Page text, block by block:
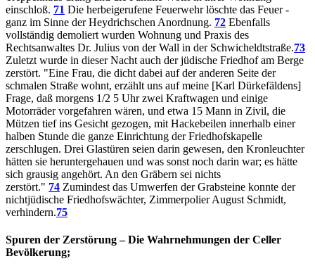
einschloß. 71 Die herbeigerufene Feuerwehr löschte das Feuer -
ganz im Sinne der Heydrichschen Anordnung. 72 Ebenfalls
vollständig demoliert wurden Wohnung und Praxis des
Rechtsanwaltes Dr. Julius von der Wall in der Schwicheldtstraße.73
Zuletzt wurde in dieser Nacht auch der jüdische Friedhof am Berge
zerstört. "Eine Frau, die dicht dabei auf der anderen Seite der
schmalen Straße wohnt, erzählt uns auf meine [Karl Dürkefäldens]
Frage, daß morgens 1/2 5 Uhr zwei Kraftwagen und einige
Motorräder vorgefahren wären, und etwa 15 Mann in Zivil, die
Mützen tief ins Gesicht gezogen, mit Hackebeilen innerhalb einer
halben Stunde die ganze Einrichtung der Friedhofskapelle
zerschlugen. Drei Glastüren seien darin gewesen, den Kronleuchter
hätten sie heruntergehauen und was sonst noch darin war; es hätte
sich grausig angehört. An den Gräbern sei nichts
zerstört." 74 Zumindest das Umwerfen der Grabsteine konnte der
nichtjüdische Friedhofswächter, Zimmerpolier August Schmidt,
verhindern.75
Spuren der Zerstörung – Die Wahrnehmungen der Celler
Bevölkerung;